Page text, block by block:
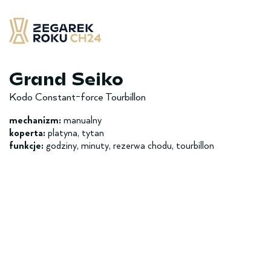
to
content
Grand Seiko
Kodo Constant-force Tourbillon
mechanizm: manualny
koperta: platyna, tytan
funkcje: godziny, minuty, rezerwa chodu, tourbillon